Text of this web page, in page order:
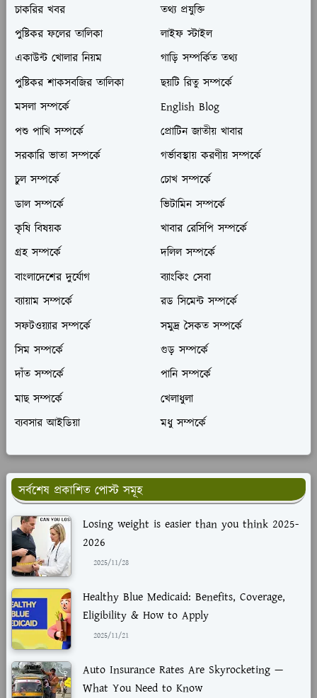
চাকরির খবর
তথ্য প্রযুক্তি
পুষ্টিকর ফলের তালিকা
লাইফ স্টাইল
একাউন্ট খোলার নিয়ম
গাড়ি সম্পর্কিত তথ্য
পুষ্টিকর শাকসবজির তালিকা
ছয়টি রিতু সম্পর্কে
মসলা সম্পর্কে
English Blog
পশু পাখি সম্পর্কে
প্রোটিন জাতীয় খাবার
সরকারি ভাতা সম্পর্কে
গর্ভাবস্থায় করণীয় সম্পর্কে
চুল সম্পর্কে
চোখ সম্পর্কে
ডাল সম্পর্কে
ভিটামিন সম্পর্কে
কৃষি বিষয়ক
খাবার রেসিপি সম্পর্কে
গ্রহ সম্পর্কে
দলিল সম্পর্কে
বাংলাদেশের দুর্যোগ
ব্যাংকিং সেবা
ব্যায়াম সম্পর্কে
রড সিমেন্ট সম্পর্কে
সফটওয়্যার সম্পর্কে
সমুদ্র সৈকত সম্পর্কে
সিম সম্পর্কে
গুড় সম্পর্কে
দাঁত সম্পর্কে
পানি সম্পর্কে
মাছ সম্পর্কে
খেলাধুলা
ব্যবসার আইডিয়া
মধু সম্পর্কে
সর্বশেষ প্রকাশিত পোস্ট সমূহ
Losing weight is easier than you think 2025-
2026
2025/11/28
Healthy Blue Medicaid: Benefits, Coverage,
Eligibility & How to Apply
2025/11/21
Auto Insurance Rates Are Skyrocketing —
What You Need to Know